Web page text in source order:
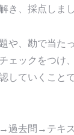
き、採点しまし
や、勘で当た
ェックをつけ
していくこと
過去問→テキ